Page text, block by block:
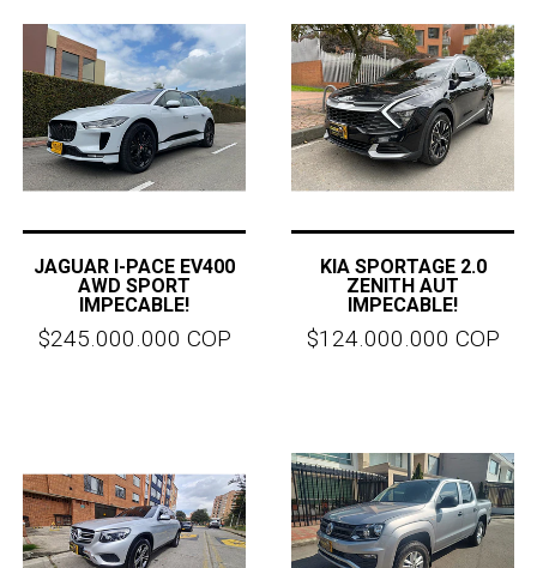
JAGUAR I-PACE EV400
AWD SPORT
IMPECABLE!
$245.000.000 COP
KIA SPORTAGE 2.0
ZENITH AUT
IMPECABLE!
$124.000.000 COP